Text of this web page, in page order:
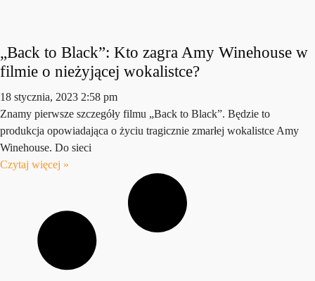
„Back to Black”: Kto zagra Amy Winehouse w
filmie o nieżyjącej wokalistce?
18 stycznia, 2023 2:58 pm
Znamy pierwsze szczegóły filmu „Back to Black”. Będzie to
produkcja opowiadająca o życiu tragicznie zmarłej wokalistce Amy
Winehouse. Do sieci
Czytaj więcej »